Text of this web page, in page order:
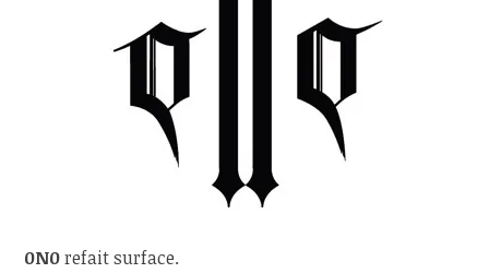
0N0refait surface.